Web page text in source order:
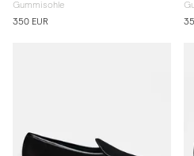
Gummisohle
350 EUR